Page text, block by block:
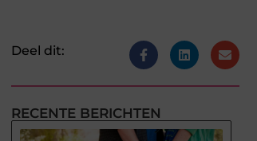
Deel dit:
RECENTE BERICHTEN